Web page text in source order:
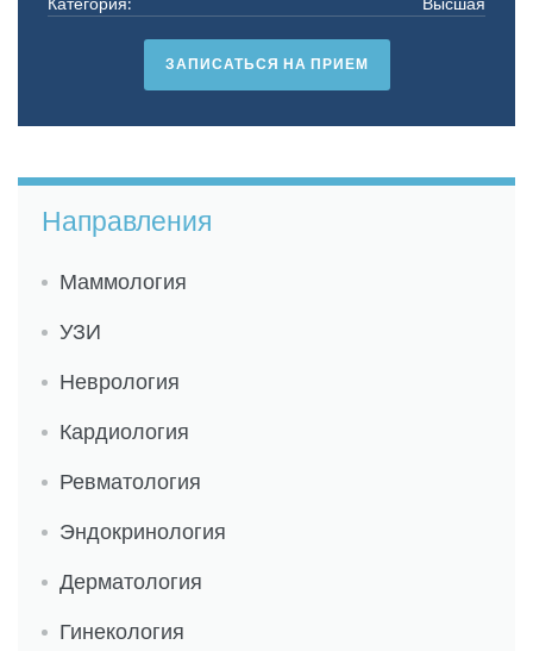
ЗАПИСАТЬСЯ НА ПРИЕМ
Направления
Маммология
УЗИ
Неврология
Кардиология
Ревматология
Эндокринология
Дерматология
Гинекология